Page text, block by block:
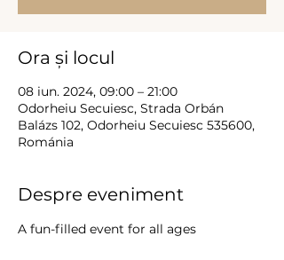
Ora și locul
08 iun. 2024, 09:00 – 21:00
Odorheiu Secuiesc, Strada Orbán
Balázs 102, Odorheiu Secuiesc 535600,
Románia
Despre eveniment
A fun-filled event for all ages